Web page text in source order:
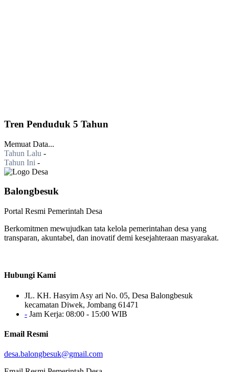
Tren Penduduk 5 Tahun
Memuat Data...
Tahun Lalu -
Tahun Ini -
Balongbesuk
Portal Resmi Pemerintah Desa
Berkomitmen mewujudkan tata kelola pemerintahan desa yang
transparan, akuntabel, dan inovatif demi kesejahteraan masyarakat.
Hubungi Kami
JL. KH. Hasyim Asy ari No. 05, Desa Balongbesuk
kecamatan Diwek, Jombang 61471
- Jam Kerja: 08:00 - 15:00 WIB
Email Resmi
desa.balongbesuk@gmail.com